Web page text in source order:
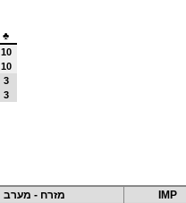
♣
10
10
3
3
IMP מזרח - מערב